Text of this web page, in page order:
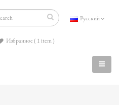
Русский
Избранное ( 1 item )